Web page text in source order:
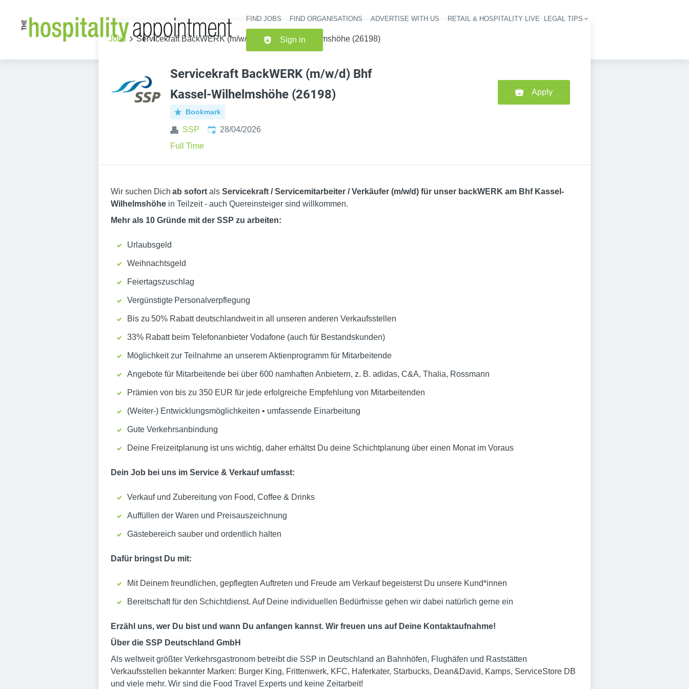
Header navigation
FIND JOBS FIND ORGANISATIONS ADVERTISE WITH US RETAIL & HOSPITALITY LIVE LEGAL TIPS
Sign in
Jobs Servicekraft BackWERK (m/w/d) Bhf Kassel-Wilhelmshöhe (26198)
Servicekraft BackWERK (m/w/d) Bhf
Kassel-Wilhelmshöhe (26198)
Bookmark
SSP Published:
28/04/2026
Full Time
Apply
Wir suchen Dich ab sofort als Servicekraft / Servicemitarbeiter / Verkäufer (m/w/d) für unser backWERK am Bhf Kassel-
Wilhelmshöhe in Teilzeit - auch Quereinsteiger sind willkommen.
Mehr als 10 Gründe mit der SSP zu arbeiten:
Urlaubsgeld
Weihnachtsgeld
Feiertagszuschlag
Vergünstigte Personalverpflegung
Bis zu 50% Rabatt deutschlandweit in all unseren anderen Verkaufsstellen
33% Rabatt beim Telefonanbieter Vodafone (auch für Bestandskunden)
Möglichkeit zur Teilnahme an unserem Aktienprogramm für Mitarbeitende
Angebote für Mitarbeitende bei über 600 namhaften Anbietern, z. B. adidas, C&A, Thalia, Rossmann
Prämien von bis zu 350 EUR für jede erfolgreiche Empfehlung von Mitarbeitenden
(Weiter-) Entwicklungsmöglichkeiten • umfassende Einarbeitung
Gute Verkehrsanbindung
Deine Freizeitplanung ist uns wichtig, daher erhältst Du deine Schichtplanung über einen Monat im Voraus
Dein Job bei uns im Service & Verkauf umfasst:
Verkauf und Zubereitung von Food, Coffee & Drinks
Auffüllen der Waren und Preisauszeichnung
Gästebereich sauber und ordentlich halten
Dafür bringst Du mit:
Mit Deinem freundlichen, gepflegten Auftreten und Freude am Verkauf begeisterst Du unsere Kund*innen
Bereitschaft für den Schichtdienst. Auf Deine individuellen Bedürfnisse gehen wir dabei natürlich gerne ein
Erzähl uns, wer Du bist und wann Du anfangen kannst. Wir freuen uns auf Deine Kontaktaufnahme!
Über die SSP Deutschland GmbH
Als weltweit größter Verkehrsgastronom betreibt die SSP in Deutschland an Bahnhöfen, Flughäfen und Raststätten
Verkaufsstellen bekannter Marken: Burger King, Frittenwerk, KFC, Haferkater, Starbucks, Dean&David, Kamps, ServiceStore DB
und viele mehr. Wir sind die Food Travel Experts und keine Zeitarbeit!